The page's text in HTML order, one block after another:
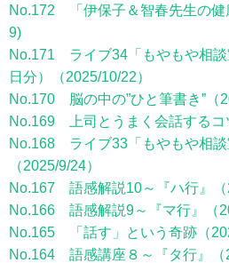
No.172 「伊保子＆智春先生の
9)
No.171 ライブ34「もやもや相
日分）（2025/10/22）
No.170 脳の中の”ひと筆書き”（
No.169 上司とうまく会話する
No.168 ライブ33「もやもや相
（2025/9/24）
No.167 語感解説10～『ハ行』（
No.166 語感解説9～『マ行』（
No.165 「話す」という奇跡（
No.164 語感講座８～『タ行』（